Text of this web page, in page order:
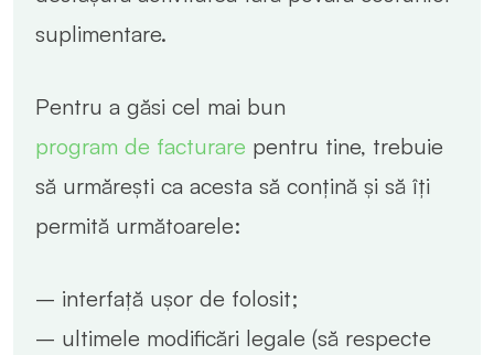
suplimentare.
Pentru a găsi cel mai bun
program de facturare pentru tine, trebuie
să urmărești ca acesta să conțină și să îți
permită următoarele:
– interfață ușor de folosit;
– ultimele modificări legale (să respecte